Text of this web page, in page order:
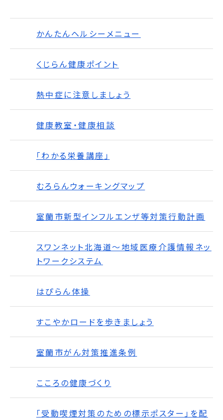
かんたんヘルシーメニュー
くじらん健康ポイント
熱中症に注意しましょう
健康教室・健康相談
「わかる栄養講座」
むろらんウォーキングマップ
室蘭市新型インフルエンザ等対策行動計画
スワンネット北海道～地域医療介護情報ネッ
トワークシステム
はぴらん体操
すこやかロードを歩きましょう
室蘭市がん対策推進条例
こころの健康づくり
「受動喫煙対策のための標示ポスター」を配